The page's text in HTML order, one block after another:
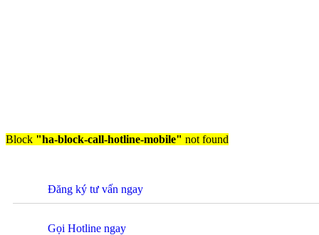
Block "ha-block-call-hotline-mobile" not found
Đăng ký tư vấn ngay
Gọi Hotline ngay